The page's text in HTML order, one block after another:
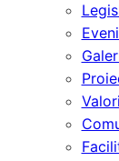
Valori